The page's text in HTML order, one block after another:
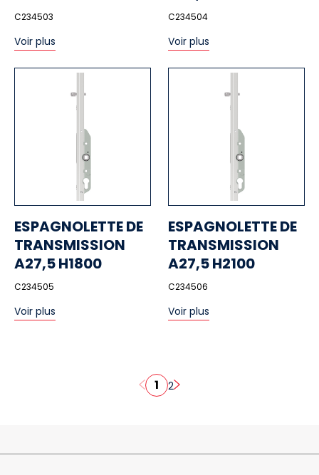
C234503
Voir plus
C234504
Voir plus
ESPAGNOLETTE DE
TRANSMISSION
A27,5 H1800
C234505
Voir plus
ESPAGNOLETTE DE
TRANSMISSION
A27,5 H2100
C234506
Voir plus
1 2